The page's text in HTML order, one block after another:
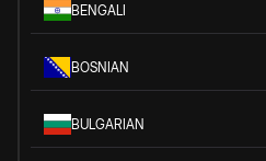
BENGALI
BOSNIAN
BULGARIAN